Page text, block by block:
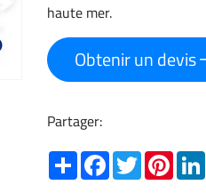
haute mer.
Obtenir un devis
Partager:
ShareFacebookTwitter